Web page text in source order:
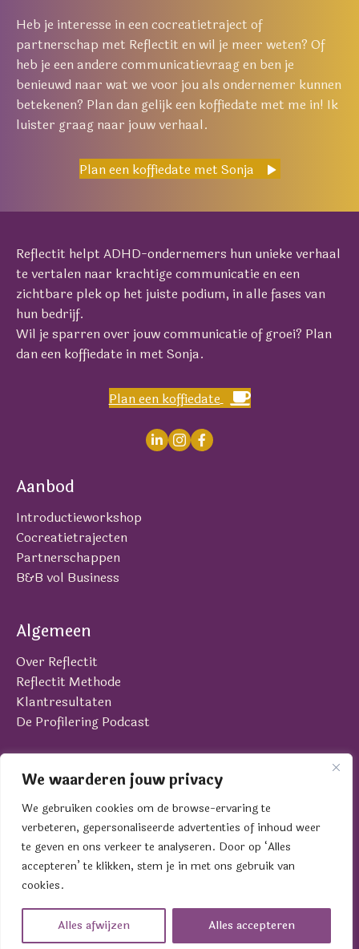
We waarderen jouw privacy
We gebruiken cookies om de browse-ervaring te
verbeteren, gepersonaliseerde advertenties of inhoud weer
te geven en ons verkeer te analyseren. Door op ‘Alles
accepteren’ te klikken, stem je in met ons gebruik van
cookies.
Alles afwijzen Alles accepteren
Heb je interesse in een cocreatietraject of
partnerschap met Reflectit en wil je meer weten? Of
heb je een andere communicatievraag en ben je
benieuwd naar wat we voor jou als ondernemer kunnen
betekenen? Plan dan gelijk een koffiedate met me in! Ik
luister graag naar jouw verhaal.
Plan een koffiedate met Sonja
Reflectit helpt ADHD-ondernemers hun unieke verhaal
te vertalen naar krachtige communicatie en een
zichtbare plek op het juiste podium, in alle fases van
hun bedrijf.
Wil je sparren over jouw communicatie of groei? Plan
dan een koffiedate in met Sonja.
Plan een koffiedate
Aanbod
Introductieworkshop
Cocreatietrajecten
Partnerschappen
B&B vol Business
Algemeen
Over Reflectit
Reflectit Methode
Klantresultaten
De Profilering Podcast
Contact
Laan van Brabant 22
4701 BK Roosendaal
contact@reflectit.nl
0165 - 39 19 01
© 2005 - 2026 Reflectit BV | KVK 84033215 |
Privacyverklaring| Algemene Voorwaarden